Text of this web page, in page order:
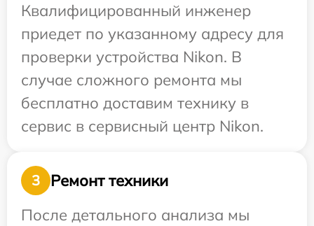
Квалифицированный инженер
приедет по указанному адресу для
проверки устройства Nikon. В
случае сложного ремонта мы
бесплатно доставим технику в
сервис в сервисный центр Nikon.
3
Ремонт техники
После детального анализа мы